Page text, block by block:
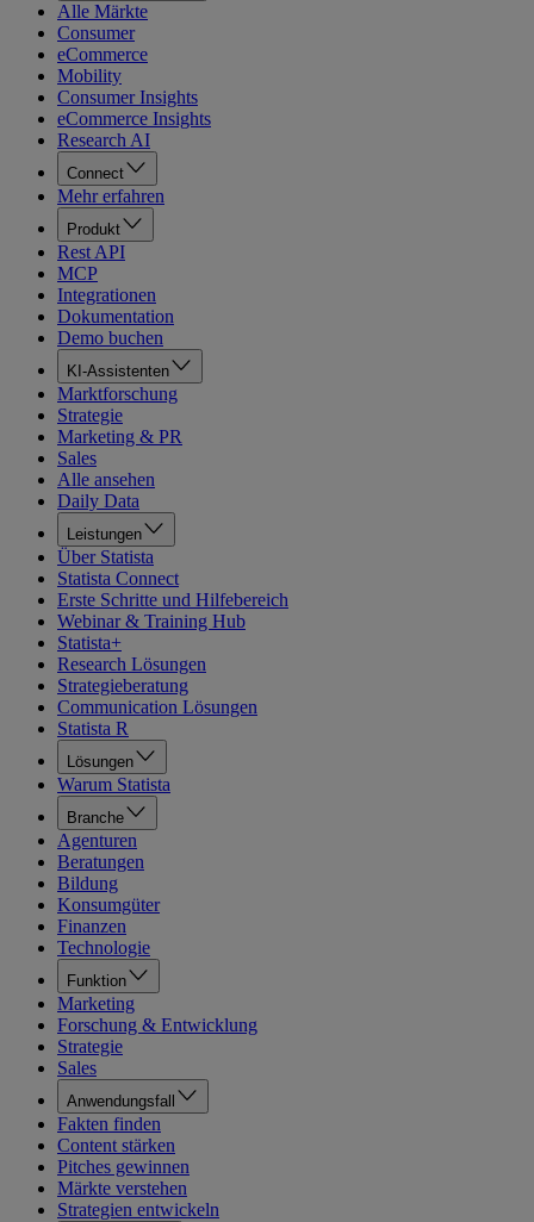
Alle Märkte
Consumer
eCommerce
Mobility
Consumer Insights
eCommerce Insights
Research AI
Connect
Mehr erfahren
Produkt
Rest API
MCP
Integrationen
Dokumentation
Demo buchen
KI-Assistenten
Marktforschung
Strategie
Marketing & PR
Sales
Alle ansehen
Daily Data
Leistungen
Über Statista
Statista Connect
Erste Schritte und Hilfebereich
Webinar & Training Hub
Statista+
Research Lösungen
Strategieberatung
Communication Lösungen
Statista R
Lösungen
Warum Statista
Branche
Agenturen
Beratungen
Bildung
Konsumgüter
Finanzen
Technologie
Funktion
Marketing
Forschung & Entwicklung
Strategie
Sales
Anwendungsfall
Fakten finden
Content stärken
Pitches gewinnen
Märkte verstehen
Strategien entwickeln